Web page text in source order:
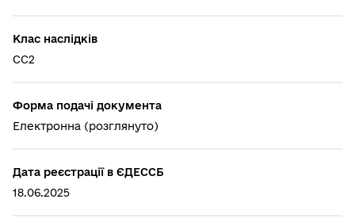
Клас наслідків
СС2
Форма подачі документа
Електронна (розглянуто)
Дата реєстрації в ЄДЕССБ
18.06.2025